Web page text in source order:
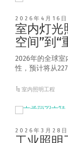
2026年4月16日
室内灯光
空间”到“
2026年的全球
性，预计将从
室内照明工程
2026年3月28日